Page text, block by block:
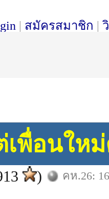
| สมัครสมาชิก |
เพื่อนให
) คห.26: